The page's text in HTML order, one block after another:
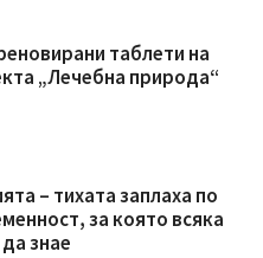
таблети на
„Лечебна природа“
– тихата заплаха по
за която всяка
знае